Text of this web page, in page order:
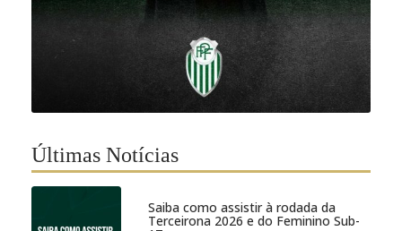
Últimas Notícias
Saiba como assistir à rodada da
Terceirona 2026 e do Feminino Sub-